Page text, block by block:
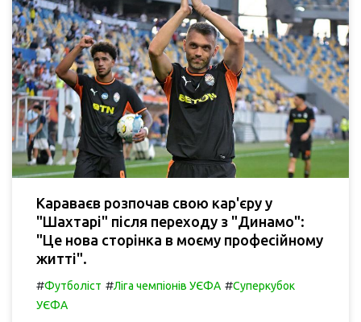
Караваєв розпочав свою кар'єру у
"Шахтарі" після переходу з "Динамо":
"Це нова сторінка в моєму професійному
житті".
#Футболіст #Ліга чемпіонів УЄФА #Суперкубок
УЄФА